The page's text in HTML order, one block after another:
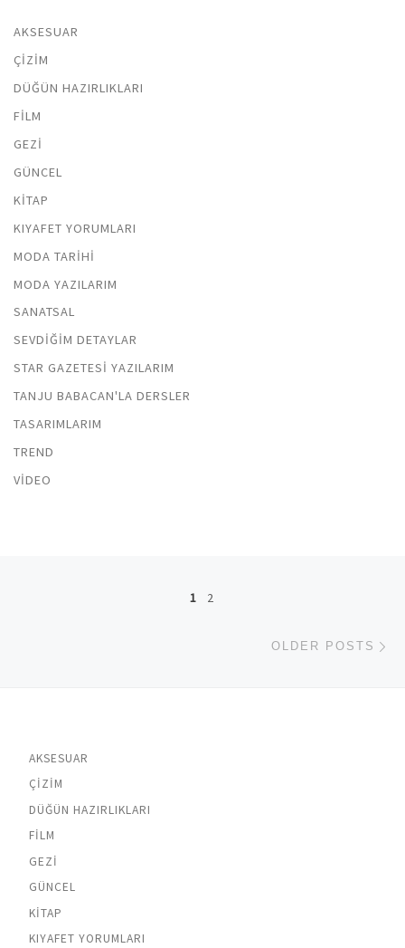
AKSESUAR
ÇIZIM
DÜĞÜN HAZIRLIKLARI
FILM
GEZI
GÜNCEL
KITAP
KIYAFET YORUMLARI
MODA TARIHI
MODA YAZILARIM
SANATSAL
SEVDIĞIM DETAYLAR
STAR GAZETESI YAZILARIM
TANJU BABACAN'LA DERSLER
TASARIMLARIM
TREND
VIDEO
Posts navigation1 2
OLDER POSTS
AKSESUAR
ÇIZIM
DÜĞÜN HAZIRLIKLARI
FILM
GEZI
GÜNCEL
KITAP
KIYAFET YORUMLARI